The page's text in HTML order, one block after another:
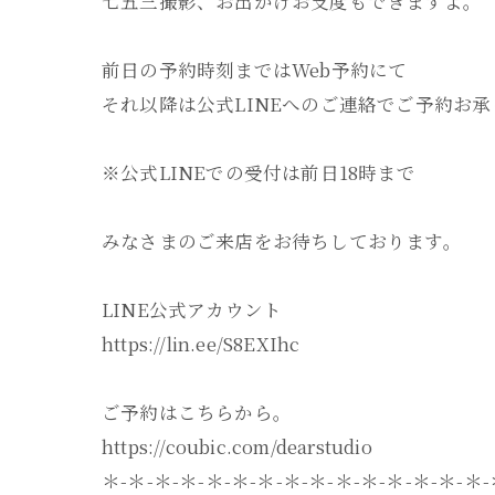
前日の予約時刻まではWeb予約にて
それ以降は公式LINEへのご連絡でご予約お承
※公式LINEでの受付は前日18時まで
みなさまのご来店をお待ちしております。
LINE公式アカウント
https://lin.ee/S8EXIhc
ご予約はこちらから。
https://coubic.com/dearstudio
＊-＊-＊-＊-＊-＊-＊-＊-＊-＊-＊-＊-＊-＊-＊-